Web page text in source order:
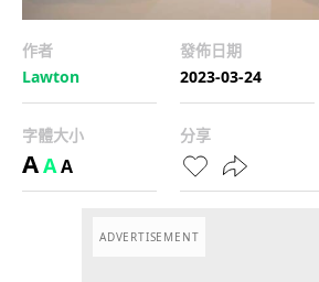
作者
Lawton
發佈日期
2023-03-24
字體大小
AAA
分享
ADVERTISEMENT